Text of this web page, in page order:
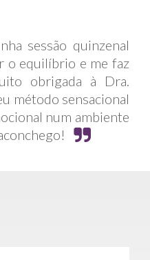
sessão quinzenal
o equilíbrio e me faz
obrigada à Dra.
método sensacional
num ambiente